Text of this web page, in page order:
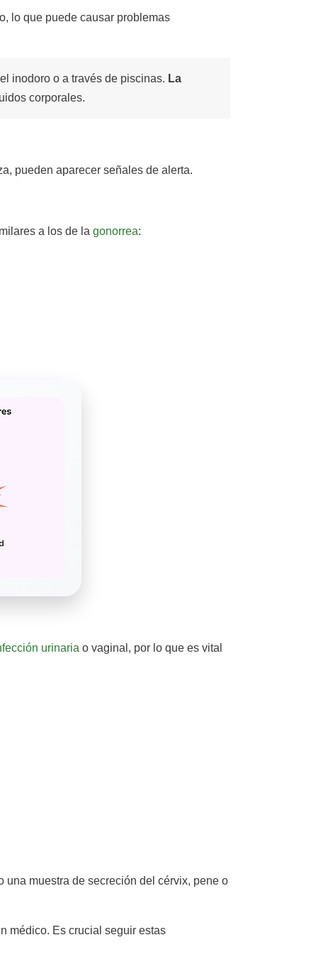
lo que puede causar problemas
inodoro o a través de piscinas. La
corporales.
pueden aparecer señales de alerta.
a los de la gonorrea:
urinaria o vaginal, por lo que es vital
muestra de secreción del cérvix, pene o
médico. Es crucial seguir estas